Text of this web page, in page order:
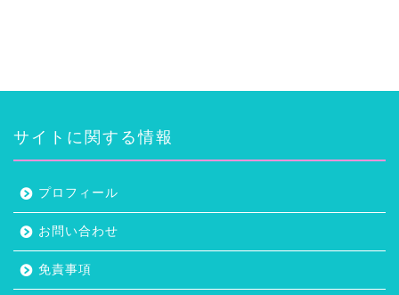
サイトに関する情報
プロフィール
お問い合わせ
免責事項